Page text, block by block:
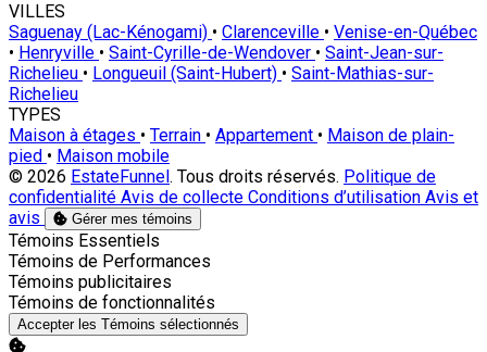
VILLES
Saguenay (Lac-Kénogami) • Clarenceville • Venise-en-Québec
• Henryville • Saint-Cyrille-de-Wendover • Saint-Jean-sur-
Richelieu • Longueuil (Saint-Hubert) • Saint-Mathias-sur-
Richelieu
TYPES
Maison à étages • Terrain • Appartement • Maison de plain-
pied • Maison mobile
© 2026 EstateFunnel. Tous droits réservés. Politique de
confidentialité Avis de collecte Conditions d’utilisation Avis et
avis
Gérer mes témoins
Activer
Témoins Essentiels
Activer
Témoins de Performances
Activer
Témoins publicitaires
Activer
Témoins de fonctionnalités
Accepter les Témoins sélectionnés